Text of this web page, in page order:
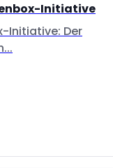
Initiative
Initiative: Der